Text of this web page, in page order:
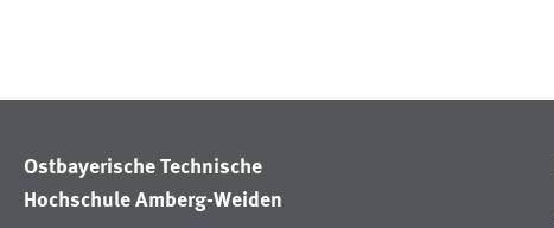
Ostbayerische Technische
Hochschule Amberg-Weiden
Sprachpräferenz